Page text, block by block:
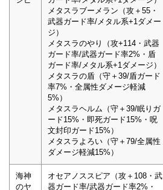
メタスラブーメラン（攻＋55・
武器ガード率/メタル系+1ダメー
ジ）
メタスラのやり（攻+114・武器
ガード率/武器ガード率2%・盾
ガード率/メタル系+1ダメージ）
メタスラの盾（守＋39/盾ガード
率7%・全属性ダメージ軽減
5%）
メタスラヘルム（守＋39/眠りガ
ード15%・即死ガード15%・呪
文封印ガード15%）
メタスラよろい（守＋79/全属性
ダメージ軽減15%）
海神
のヤ
オセアノススピア（攻＋108・武
器ガード率/武器ガード率2%・